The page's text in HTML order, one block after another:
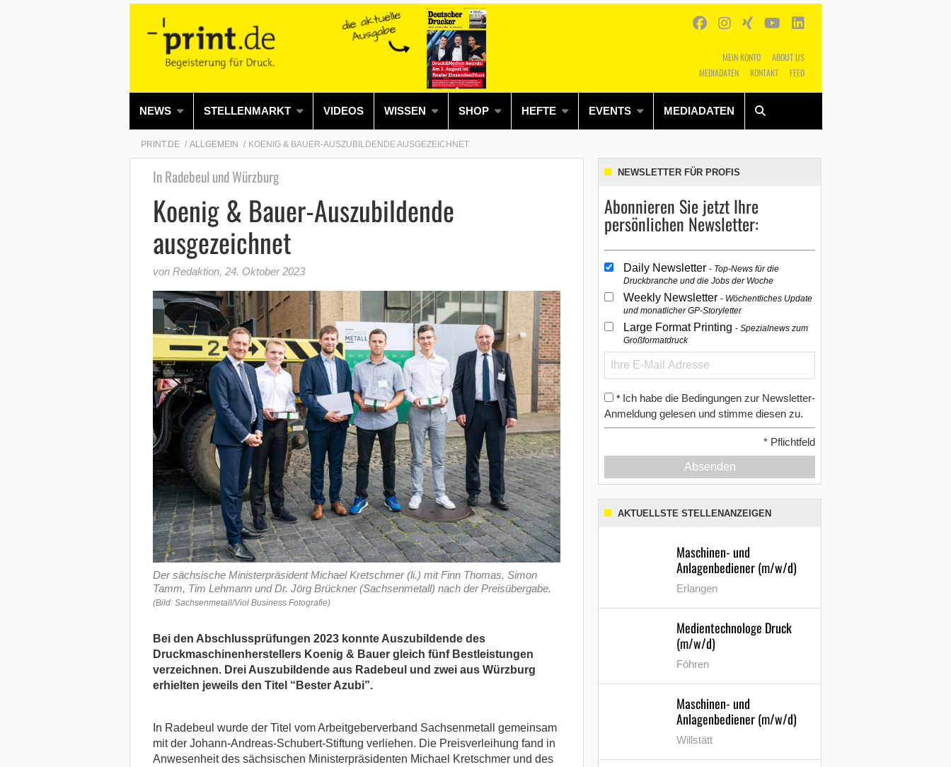
MEIN KONTO
ABOUT US
MEDIADATEN
KONTAKT FEED
NEWS STELLENMARKT VIDEOS WISSEN SHOP HEFTE EVENTS MEDIADATEN
Alles Shop SUCHEN
PRINT.DE ALLGEMEIN KOENIG & BAUER-AUSZUBILDENDE AUSGEZEICHNET
In Radebeul und Würzburg
Koenig & Bauer-Auszubildende
ausgezeichnet
von Redaktion, 24. Oktober 2023
Der sächsische Ministerpräsident Michael Kretschmer (li.) mit Finn Thomas, Simon
Tamm, Tim Lehmann und Dr. Jörg Brückner (Sachsenmetall) nach der Preisübergabe.
(Bild: Sachsenmetall/Viol Business Fotografie)
Bei den Abschlussprüfungen 2023 konnte Auszubildende des
Druckmaschinenherstellers Koenig & Bauer gleich fünf Bestleistungen
verzeichnen. Drei Auszubildende aus Radebeul und zwei aus Würzburg
erhielten jeweils den Titel “Bester Azubi”.
In Radebeul wurde der Titel vom Arbeitgeberverband Sachsenmetall gemeinsam
mit der Johann-Andreas-Schubert-Stiftung verliehen. Die Preisverleihung fand in
Anwesenheit des sächsischen Ministerpräsidenten Michael Kretschmer und des
NEWSLETTER FÜR PROFIS
Abonnieren Sie jetzt Ihre
persönlichen Newsletter:
Daily Newsletter Top-News für die
Druckbranche und die Jobs der Woche
Weekly Newsletter Wöchentliches Update
und monatlicher GP-Storyletter
Large Format Printing Spezialnews zum
Großformatdruck
* Ich habe die Bedingungen zur Newsletter-
Anmeldung gelesen und stimme diesen zu.
* Pflichtfeld
Absenden
AKTUELLSTE STELLENANZEIGEN
Maschinen- und
Anlagenbediener (m/w/d)
Erlangen
Medientechnologe Druck
(m/w/d)
Föhren
Maschinen- und
Anlagenbediener (m/w/d)
Willstätt